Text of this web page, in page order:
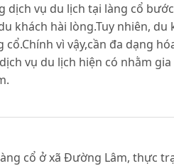
vụ du lịch tại làng cổ
khách hài lòng.Tuy nhiên, du
vì vậy,cần đa dạng
vụ du lịch hiện có nhằm
cổ ở xã Đường Lâm, thực